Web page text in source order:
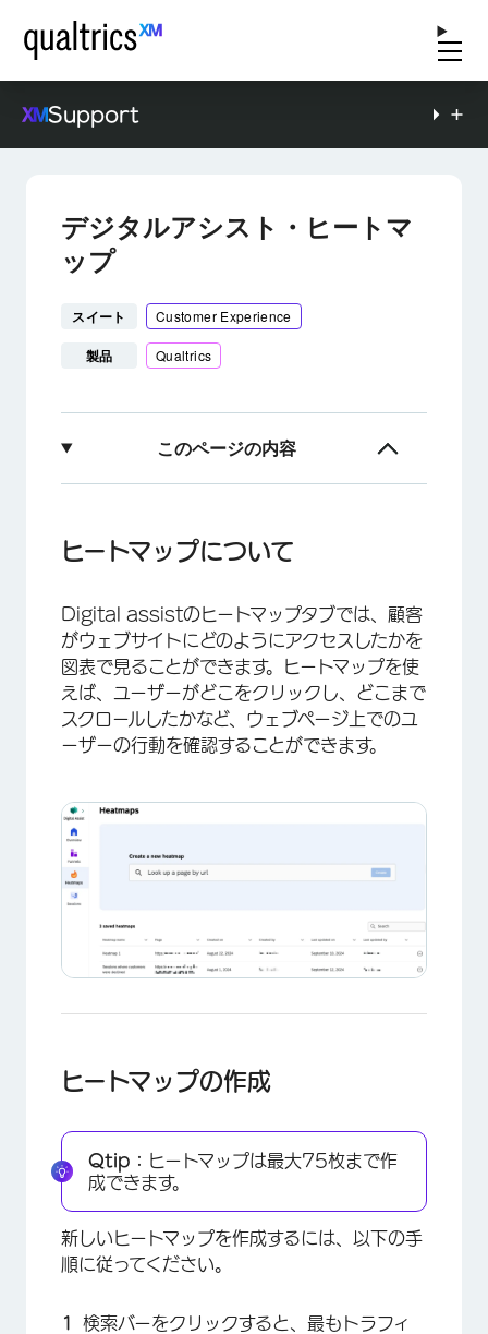
Support
デジタルアシスト・ヒートマ
ップ
スイート Customer Experience
製品 Qualtrics
このページの内容
ヒートマップの作成
ヒートマップの保存
ヒートマップのフィルター
ヒートマップについて
Digital assistのヒートマップタブでは、顧客
がウェブサイトにどのようにアクセスしたかを
図表で見ることができます。ヒートマップを使
えば、ユーザーがどこをクリックし、どこまで
スクロールしたかなど、ウェブページ上でのユ
ーザーの行動を確認することができます。
ヒートマップの作成
Qtip： ヒートマップは最大75枚まで作
成できます。
新しいヒートマップを作成するには、以下の手
順に従ってください。
検索バーをクリックすると、最もトラフィ